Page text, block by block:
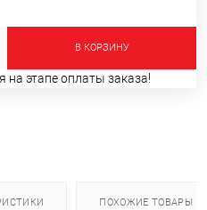
В КОРЗИНУ
на этапе оплаты заказа!
ПОХОЖИЕ ТОВАРЫ